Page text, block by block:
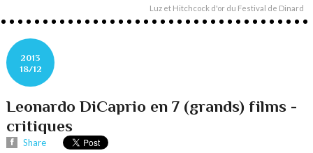
Luz et Hitchcock d'or du Festival de Dinard
2013
18/12
Leonardo DiCaprio en 7 (grands) films -
critiques
Share